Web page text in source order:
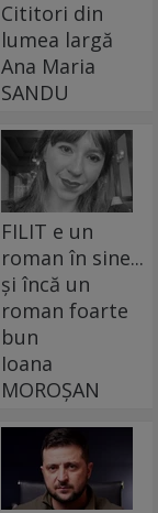
Cititori din
lumea largă
Ana Maria
SANDU
FILIT e un
roman în sine...
și încă un
roman foarte
bun
Ioana
MOROȘAN